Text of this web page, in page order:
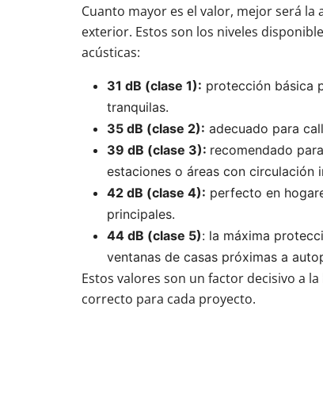
Cuanto mayor es el valor, mejor será
exterior. Estos son los niveles
acústicas:
31 dB (clase 1): protección básica
tranquilas.
35 dB (clase 2): adecuado para
39 dB (clase 3): recomendado
estaciones o áreas con circulación
42 dB (clase 4): perfecto en
principales.
44 dB (clase 5): la máxima
ventanas de casas próximas a
Estos valores son un factor decisivo a
correcto para cada proyecto.